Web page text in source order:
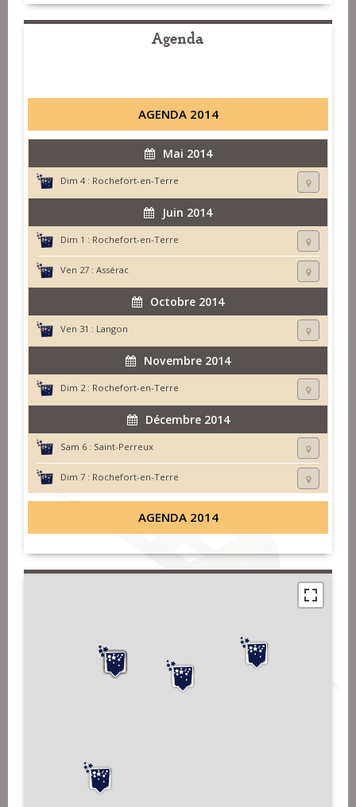
Agenda
AGENDA 2014
Mai 2014
Dim 4 : Rochefort-en-Terre
Juin 2014
Dim 1 : Rochefort-en-Terre
Ven 27 : Assérac
Octobre 2014
Ven 31 : Langon
Novembre 2014
Dim 2 : Rochefort-en-Terre
Décembre 2014
Sam 6 : Saint-Perreux
Dim 7 : Rochefort-en-Terre
AGENDA 2014